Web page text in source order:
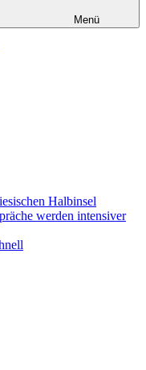
Menü
Halbinsel
werden intensiver